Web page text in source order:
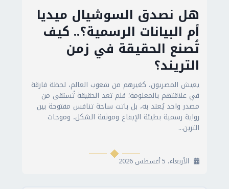
هل نصدق السوشيال ميديا
أم البيانات الرسمية؟.. كيف
تُصنع الحقيقة في زمن
التريند؟
يعيش المصريون، كغيرهم من شعوب العالم، لحظة فارقة
في علاقتهم بالمعلومة؛ فلم تعد الحقيقة تُستقى من
مصدر واحد يُعتد به، بل باتت ساحة تنافس مفتوحة بين
رواية رسمية بطيئة الإيقاع وموثقة الشكل، وموجات
الترين...
الأربعاء، 5 أغسطس 2026